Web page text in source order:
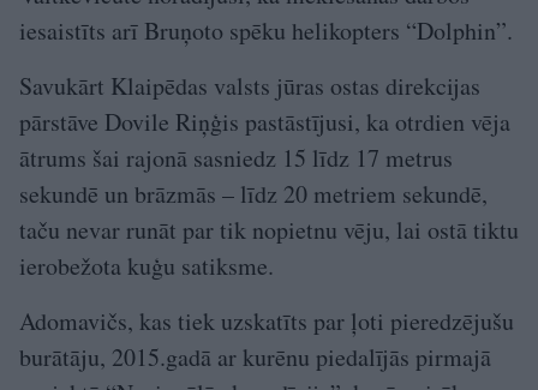
iesaistīts arī Bruņoto spēku helikopters “Dolphin”.
Savukārt Klaipēdas valsts jūras ostas direkcijas
pārstāve Dovile Riņģis pastāstījusi, ka otrdien vēja
ātrums šai rajonā sasniedz 15 līdz 17 metrus
sekundē un brāzmās – līdz 20 metriem sekundē,
taču nevar runāt par tik nopietnu vēju, lai ostā tiktu
ierobežota kuģu satiksme.
Adomavičs, kas tiek uzskatīts par ļoti pieredzējušu
burātāju, 2015.gadā ar kurēnu piedalījās pirmajā